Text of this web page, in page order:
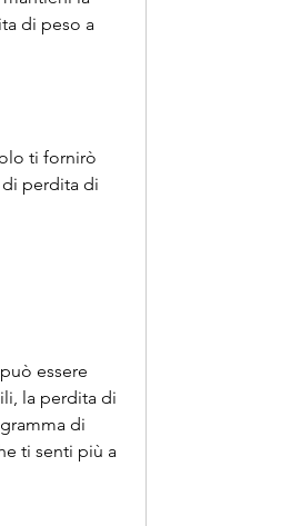
di peso a
ti fornirò
perdita di
essere
la perdita di
di
ti senti più a